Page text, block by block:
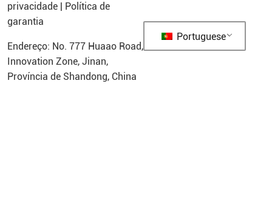
privacidade|
Política de
garantia
Endereço: No. 777 Huaao Road,
Innovation Zone, Jinan,
Província de Shandong, China
Portuguese